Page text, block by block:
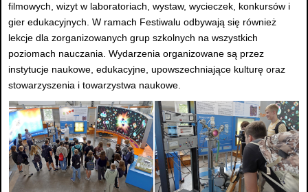
filmowych, wizyt w laboratoriach, wystaw, wycieczek, konkursów i
gier edukacyjnych. W ramach Festiwalu odbywają się również
lekcje dla zorganizowanych grup szkolnych na wszystkich
poziomach nauczania. Wydarzenia organizowane są przez
instytucje naukowe, edukacyjne, upowszechniające kulturę oraz
stowarzyszenia i towarzystwa naukowe.